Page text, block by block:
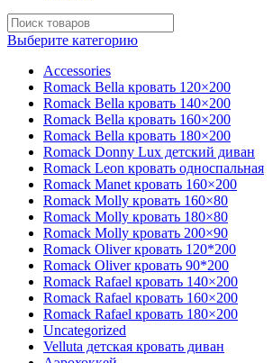
Выберите категорию
Accessories
Romack Bella кровать 120×200
Romack Bella кровать 140×200
Romack Bella кровать 160×200
Romack Bella кровать 180×200
Romack Donny Lux детский диван
Romack Leon кровать односпальная
Romack Manet кровать 160×200
Romack Molly кровать 160×80
Romack Molly кровать 180×80
Romack Molly кровать 200×90
Romack Oliver кровать 120*200
Romack Oliver кровать 90*200
Romack Rafael кровать 140×200
Romack Rafael кровать 160×200
Romack Rafael кровать 180×200
Uncategorized
Velluta детская кровать диван